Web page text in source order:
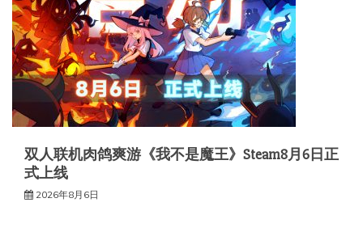
双人联机肉鸽爽游《我不是魔王》Steam8月6日正
式上线
2026年8月6日